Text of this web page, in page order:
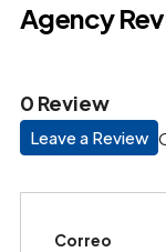
Agency
0 Review
Leave a Review
Correo